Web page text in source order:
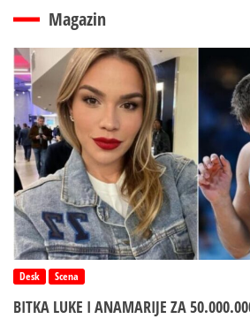
Magazin
Desk Scena
BITKA LUKE I ANAMARIJE ZA